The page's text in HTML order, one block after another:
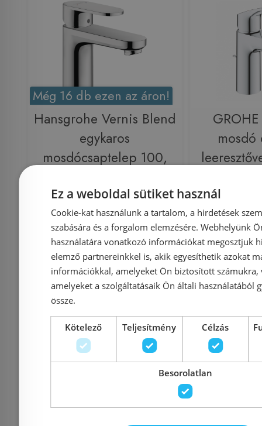
Még 16 db ezen az áron!
Hansgrohe Vernis Blend
egykaros
mosdócsaptelep 100,
lefolyógarnitúrával
71551000
Azonosító: 187584
Cikkszám: 71551000
43 228 Ft 29 500 Ft
mosdó
29 348 Ft
-32%
Raktáron Raktáron
Ez a weboldal sütiket használ
Cookie-kat használunk a tartalom, a hirdetések
szabására és a forgalom elemzésére. Webhelyünk
használatára vonatkozó információkat megosztjuk
elemző partnereinkkel is, akik egyesíthetik azokat
információkkal, amelyeket Ön biztosított számukra,
amelyeket a szolgáltatásaik Ön általi használatából
össze.
Kötelező Teljesítmény Célzás
Besorolatlan